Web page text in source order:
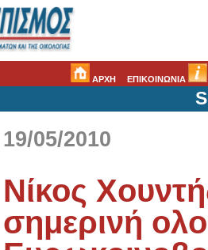
ΑΡΧΗ ΕΠΙΚΟΙΝΩΝΙΑ
19/05/2010
Νίκος
σημερινή